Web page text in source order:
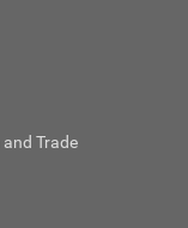
Trade